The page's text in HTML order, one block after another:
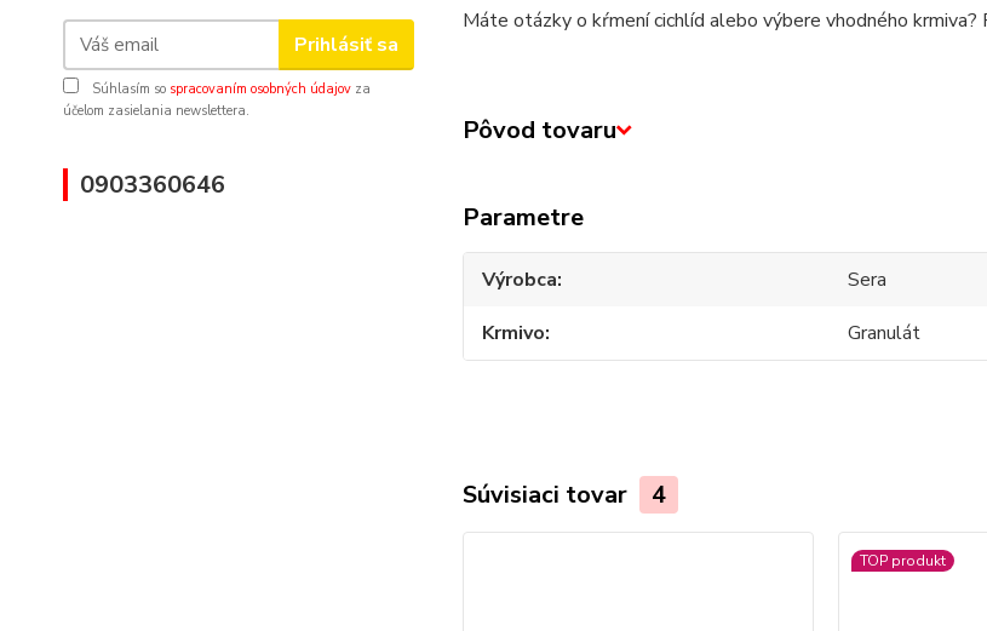
Prihlásiť sa
Súhlasím so spracovaním osobných údajov za
účelom zasielania newslettera.
0903360646
Máte otázky o kŕmení cichlíd alebo výbere vhodného krmiva?
Pôvod tovaru
Parametre
Výrobca
Sera
Krmivo
Granulát
Súvisiaci tovar 4
TOP produkt